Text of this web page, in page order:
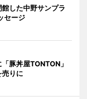
した中野サンプラ
セージ
豚丼屋TONTON」
りに